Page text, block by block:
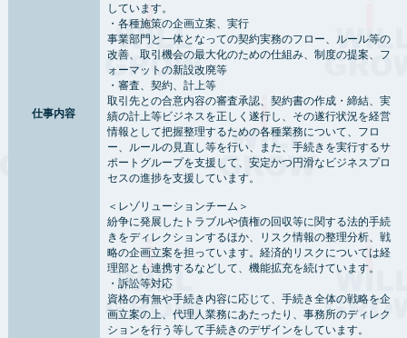
仕事内容
しています。
・各種施策の企画立案、実行
事業部門と一体となっての契約実務のフロー、ルール等の
改善、取引機会の最大化のための仕組み、制度の提案、フ
ォーマットの新設改廃等
・審査、契約、計上等
取引先との合意内容の審査承認、契約書の作成・締結、実
績の計上等ビジネスを正しく遂行し、その遂行状況を経営
情報として把握整理するための各種業務について、フロ
ー、ルールの見直し等を行い、また、手続きを実行するサ
ポートグループを支援して、安定かつ円滑なビジネスプロ
セスの進捗を支援しています。
＜レゾリューションチーム＞
紛争に発展したトラブルや債権の回収等に関する法的手続
きをディレクションするほか、リスク情報の整理分析、戦
略の企画立案を担っています。経済的リスクについては経
理部とも連携するなどして、機能拡充を続けています。
・訴訟等対応
資格の有無や手続き内容に応じて、手続き全体の戦略を企
画立案の上、代理人業務にあたったり、事務所のディレク
ションを行う等して手続きのデザインをしています。